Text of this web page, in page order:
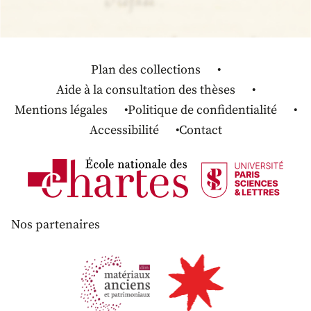
Plan des collections
Aide à la consultation des thèses
Mentions légales
Politique de confidentialité
Accessibilité
Contact
Nos partenaires